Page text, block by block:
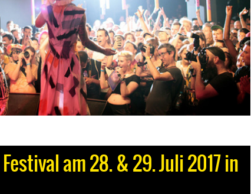
am 28. & 29. Juli 2017 in